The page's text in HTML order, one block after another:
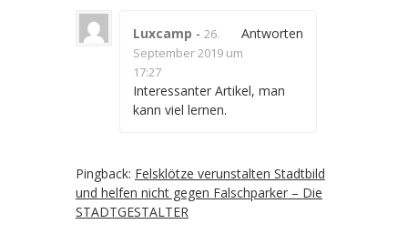
Luxcamp - 26.
September 2019 um
17:27
Interessanter Artikel, man
kann viel lernen.
Antworten
Pingback: Felsklötze verunstalten Stadtbild
und helfen nicht gegen Falschparker – Die
STADTGESTALTER